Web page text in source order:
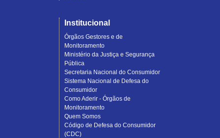
Institucional
Órgãos Gestores e de
Monitoramento
Ministério da Justiça e Segurança
Pública
Secretaria Nacional do Consumidor
Sistema Nacional de Defesa do
Consumidor
Como Aderir - Órgãos de
Monitoramento
Quem Somos
Código de Defesa do Consumidor
(CDC)